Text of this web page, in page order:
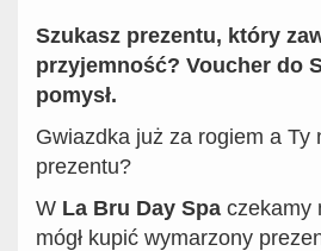
Szukasz prezentu, który
przyjemność? Voucher do
pomysł.
Gwiazdka już za rogiem a Ty
prezentu?
W La Bru Day Spa czekamy
mógł kupić wymarzony